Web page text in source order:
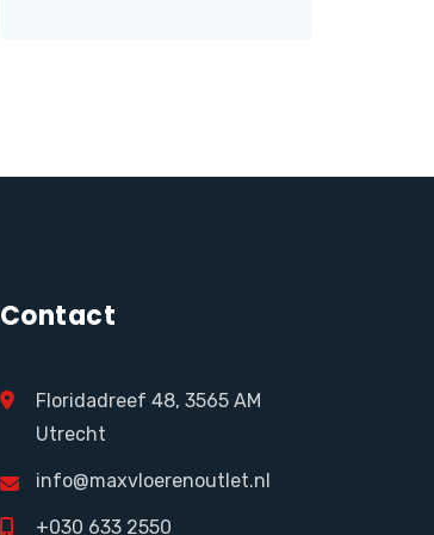
Contact
Floridadreef 48, 3565 AM
Utrecht
info@maxvloerenoutlet.nl
+030 633 2550